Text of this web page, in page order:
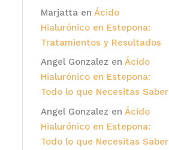
Marjattaen Ácido
Hialurónico en Estepona:
Tratamientos y Resultados
Angel Gonzalez en Ácido
Hialurónico en Estepona:
Todo lo que Necesitas Saber
Angel Gonzalez en Ácido
Hialurónico en Estepona:
Todo lo que Necesitas Saber